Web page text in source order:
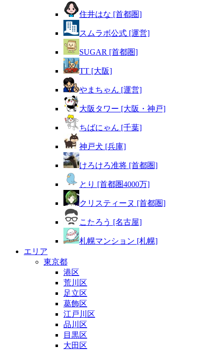
住井はな [首都圏]
スムラボ公式 [運営]
SUGAR [首都圏]
TT [大阪]
やまちゃん [運営]
大阪タワー [大阪・神戸]
ちばにゃん [千葉]
神戸犬 [兵庫]
けろけろ准将 [首都圏]
とり [首都圏4000万]
クリスティーヌ [首都圏]
こたろう [名古屋]
札幌マンション [札幌]
エリア
東京都
港区
荒川区
足立区
葛飾区
江戸川区
品川区
目黒区
大田区